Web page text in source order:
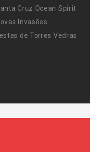
Cruz Ocean Spirit
Invasões
de Torres Vedras